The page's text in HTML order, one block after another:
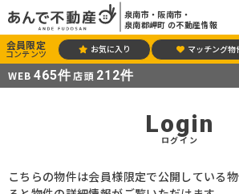
泉南市・阪南市・
泉南郡岬町 の不動産情報
会員限定
コンテンツ お気に入り マッチング物
WEB 465件 店頭 212件
Login
ログイン
こちらの物件は会員様限定で公開している